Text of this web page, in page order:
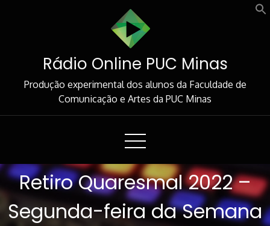
Rádio Online PUC Minas
Produção experimental dos alunos da Faculdade de
Comunicação e Artes da PUC Minas
Retiro Quaresmal 2022 –
Segunda-feira da Semana